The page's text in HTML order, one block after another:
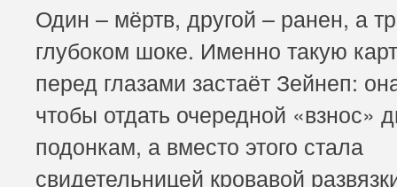
Один – мёртв, другой – ранен, а
глубоком шоке. Именно такую
перед глазами застаёт Зейнеп:
чтобы отдать очередной «взнос»
подонкам, а вместо этого стала
свидетельницей кровавой